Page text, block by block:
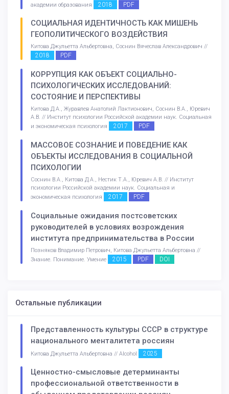
академии образования
2018 PDF
СОЦИАЛЬНАЯ ИДЕНТИЧНОСТЬ КАК МИШЕНЬ
ГЕОПОЛИТИЧЕСКОГО ВОЗДЕЙСТВИЯ
Китова Джульетта Альбертовна, Соснин Вячеслав Александрович //
2018 PDF
КОРРУПЦИЯ КАК ОБЪЕКТ СОЦИАЛЬНО-
ПСИХОЛОГИЧЕСКИХ ИССЛЕДОВАНИЙ:
СОСТОЯНИЕ И ПЕРСПЕКТИВЫ
Китова Д.А., Журавлев Анатолий Лактионович, Соснин В.А., Юревич
А.В. // Институт психологии Российской академии наук. Социальная
и экономическая психология
2017 PDF
МАССОВОЕ СОЗНАНИЕ И ПОВЕДЕНИЕ КАК
ОБЪЕКТЫ ИССЛЕДОВАНИЯ В СОЦИАЛЬНОЙ
ПСИХОЛОГИИ
Соснин В.А., Китова Д.А., Нестик Т.А., Юревич А.В. // Институт
психологии Российской академии наук. Социальная и
экономическая психология
2017 PDF
Социальные ожидания постсоветских
руководителей в условиях возрождения
института предпринимательства в России
Позняков Владимир Петрович, Китова Джульетта Альбертовна //
Знание. Понимание. Умение
2015 PDF DOI
Остальные публикации
Представленность культуры СССР в структуре
национального менталитета россиян
Китова Джульетта Альбертовна // Alcohol 2025
Ценностно-смысловые детерминанты
профессиональной ответственности в